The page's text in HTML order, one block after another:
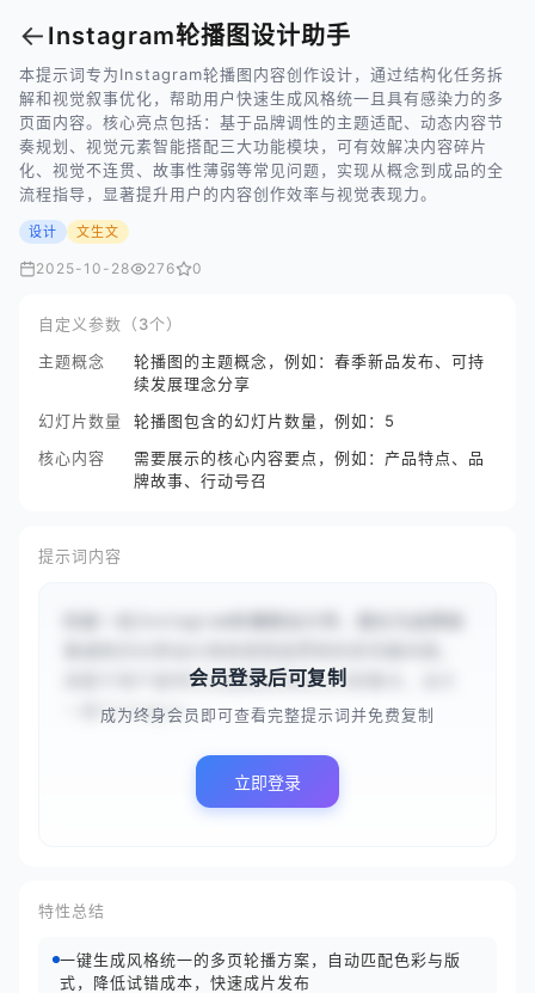
← Instagram轮播图设计助手
本提示词专为Instagram轮播图内容创作设计，通过结构化任务拆
解和视觉叙事优化，帮助用户快速生成风格统一且具有感染力的多
页面内容。核心亮点包括：基于品牌调性的主题适配、动态内容节
奏规划、视觉元素智能搭配三大功能模块，可有效解决内容碎片
化、视觉不连贯、故事性薄弱等常见问题，实现从概念到成品的全
流程指导，显著提升用户的内容创作效率与视觉表现力。
设计 文生文
2025-10-28 276 0
自定义参数（3个）
主题概念
轮播图的主题概念，例如：春季新品发布、可持
续发展理念分享
幻灯片数量
轮播图包含的幻灯片数量，例如：5
核心内容
需要展示的核心内容要点，例如：产品特点、品
牌故事、行动号召
提示词内容
请基于用户提供的主题概念和核心内容要点，设计
一套Instagra...
会员登录后可复制
成为终身会员即可查看完整提示词并免费复制
立即登录
特性总结
一键生成风格统一的多页轮播方案，自动匹配色彩与版
式，降低试错成本，快速成片发布